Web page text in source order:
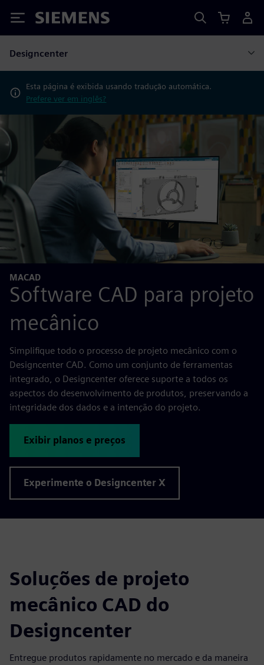
Siemens
Designcenter
Esta página é exibida usando tradução automática.
Prefere ver em inglês?
MACAD
Software CAD para projeto
mecânico
Simplifique todo o processo de projeto mecânico com o
Designcenter CAD. Como um conjunto de ferramentas
integrado, o Designcenter oferece suporte a todos os
aspectos do desenvolvimento de produtos, preservando a
integridade dos dados e a intenção do projeto.
Exibir planos e preços
Experimente o Designcenter X
Soluções de projeto
mecânico CAD do
Designcenter
Entregue produtos rapidamente no mercado e da maneira